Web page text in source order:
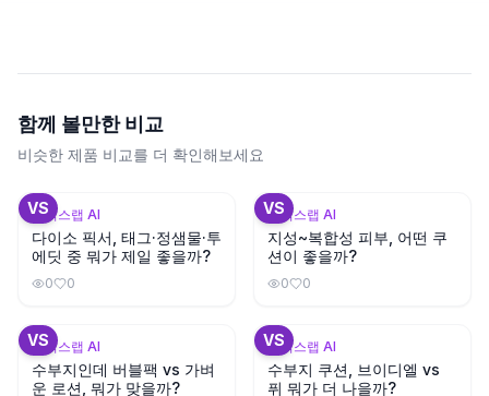
함께 볼만한 비교
비슷한 제품 비교를 더 확인해보세요
VS
뷰틱스랩 AI
다이소 픽서, 태그·정샘물·투
에딧 중 뭐가 제일 좋을까?
0 0
VS
뷰틱스랩 AI
지성~복합성 피부, 어떤 쿠
션이 좋을까?
0 0
VS
뷰틱스랩 AI
수부지인데 버블팩 vs 가벼
운 로션, 뭐가 맞을까?
VS
뷰틱스랩 AI
수부지 쿠션, 브이디엘 vs
퓌 뭐가 더 나을까?